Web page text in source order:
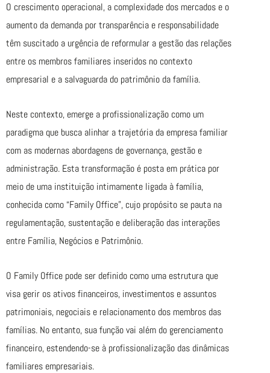
O crescimento operacional, a complexidade dos mercados e o
aumento da demanda por transparência e responsabilidade
têm suscitado a urgência de reformular a gestão das relações
entre os membros familiares inseridos no contexto
empresarial e a salvaguarda do patrimônio da família.
Neste contexto, emerge a profissionalização como um
paradigma que busca alinhar a trajetória da empresa familiar
com as modernas abordagens de governança, gestão e
administração. Esta transformação é posta em prática por
meio de uma instituição intimamente ligada à família,
conhecida como “Family Office”, cujo propósito se pauta na
regulamentação, sustentação e deliberação das interações
entre Família, Negócios e Patrimônio.
O Family Office pode ser definido como uma estrutura que
visa gerir os ativos financeiros, investimentos e assuntos
patrimoniais, negociais e relacionamento dos membros das
famílias. No entanto, sua função vai além do gerenciamento
financeiro, estendendo-se à profissionalização das dinâmicas
familiares empresariais.